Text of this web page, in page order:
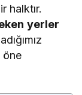
halktır.
yerler
öne